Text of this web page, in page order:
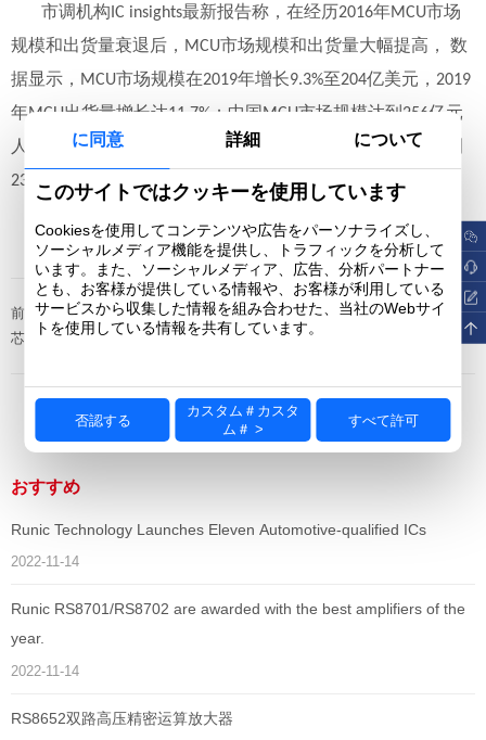
市调机构 IC insights最新报告称，在经历2016年MCU市场
规模和出货量衰退后， MCU市场规模和出货量大幅提高， 数
据显示， MCU市场规模在2019年增长9.3%至204亿美元， 2019
年MCU出货量增长达11.7% ；中国MCU市场规模达到256亿元
人民币。该机构预计，到
2022年，全球 市场规模将达到
239 亿美元。
前のニュース：
芯片的分类
次のニュース：
芯片封测：本土半导体产业链中最
リストに戻る
おすすめ
Runic Technology Launches Eleven Automotive-qualified ICs
2022-11-14
Runic RS8701/RS8702 are awarded with the best amplifiers of the
year.
2022-11-14
RS8652双路高压精密运算放大器
ウ
に同意 詳細 について
このサイトではクッキーを使用しています
Cookiesを使用してコンテンツや広告をパーソナライズし、
ソーシャルメディア機能を提供し、トラフィックを分析して
います。また、ソーシャルメディア、広告、分析パートナー
とも、お客様が提供している情報や、お客様が利用している
サービスから収集した情報を組み合わせた、当社のWebサイ
トを使用している情報を共有しています。
否認する
カスタム＃カスタ
ム＃ >
すべて許可